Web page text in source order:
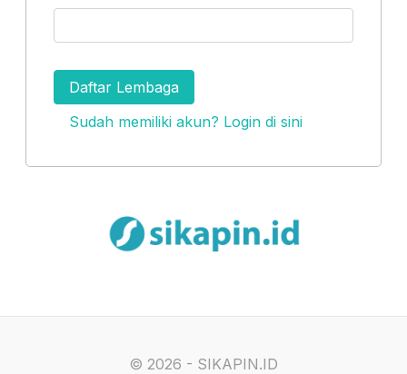
Daftar Lembaga
Sudah memiliki akun? Login di sini
© 2026 - SIKAPIN.ID